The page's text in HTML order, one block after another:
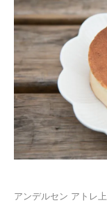
アンデルセン アトレ